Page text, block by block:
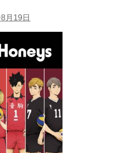
月19日